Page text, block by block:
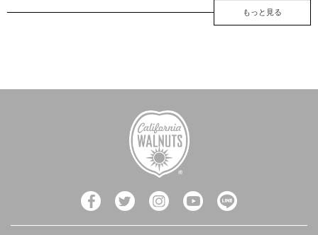
もっと見る